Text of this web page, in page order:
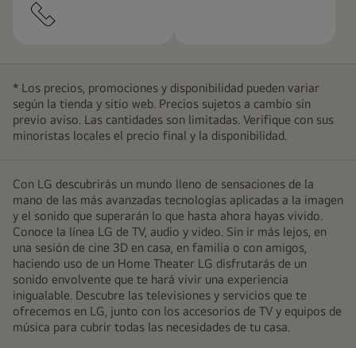
* Los precios, promociones y disponibilidad pueden variar
según la tienda y sitio web. Precios sujetos a cambio sin
previo aviso. Las cantidades son limitadas. Verifique con sus
minoristas locales el precio final y la disponibilidad.
Con LG descubrirás un mundo lleno de sensaciones de la
mano de las más avanzadas tecnologías aplicadas a la imagen
y el sonido que superarán lo que hasta ahora hayas vivido.
Conoce la línea LG de TV, audio y video. Sin ir más lejos, en
una sesión de cine 3D en casa, en familia o con amigos,
haciendo uso de un Home Theater LG disfrutarás de un
sonido envolvente que te hará vivir una experiencia
inigualable. Descubre las televisiones y servicios que te
ofrecemos en LG, junto con los accesorios de TV y equipos de
música para cubrir todas las necesidades de tu casa.